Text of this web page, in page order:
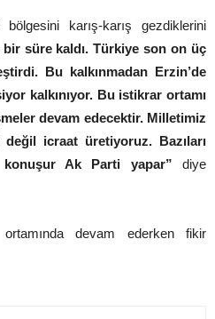
karış-karış gezdiklerini
süre kaldı. Türkiye son on üç
Bu kalkınmadan Erzin’de
kalkınıyor. Bu istikrar ortamı
devam edecektir. Milletimiz
icraat üretiyoruz. Bazıları
Ak Parti yapar” diye
ortamında devam ederken fikir